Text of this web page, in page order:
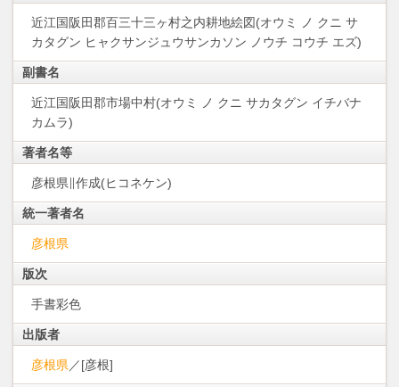
近江国阪田郡百三十三ヶ村之内耕地絵図(オウミ ノ クニ サ
カタグン ヒャクサンジュウサンカソン ノウチ コウチ エズ)
副書名
近江国阪田郡市場中村(オウミ ノ クニ サカタグン イチバナ
カムラ)
著者名等
彦根県∥作成(ヒコネケン)
統一著者名
彦根県
版次
手書彩色
出版者
彦根県 ／[彦根]